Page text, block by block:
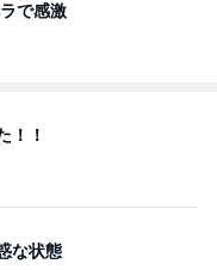
で感激
！！
な状態